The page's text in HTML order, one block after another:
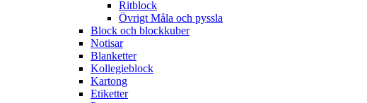
Ritblock
Övrigt Måla och pyssla
Block och blockkuber
Notisar
Blanketter
Kollegieblock
Kartong
Etiketter